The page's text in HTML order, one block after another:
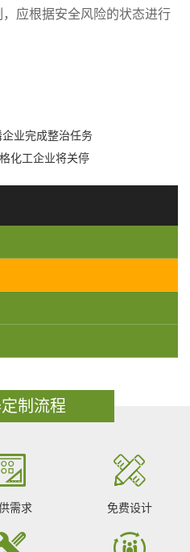
应根据安全风险的状态进行
业完成整治任务
化工企业将关停
制流程
需求 免费设计